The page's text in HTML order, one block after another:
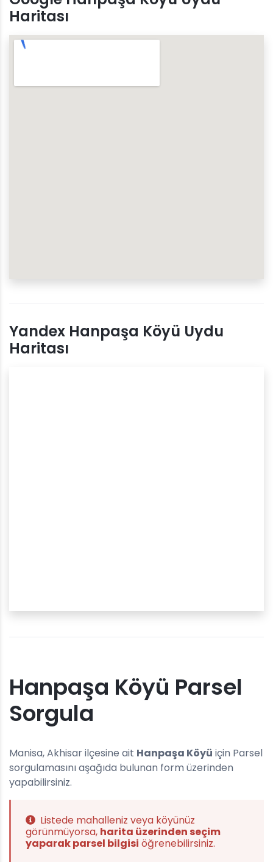
Haritası
Yandex Hanpaşa Köyü Uydu
Haritası
Hanpaşa Köyü Parsel
Sorgula
Manisa, Akhisar ilçesine ait Hanpaşa Köyü için Parsel
sorgulamasını aşağıda bulunan form üzerinden
yapabilirsiniz.
Listede mahalleniz veya köyünüz
görünmüyorsa, harita üzerinden seçim
yaparak parsel bilgisi öğrenebilirsiniz.